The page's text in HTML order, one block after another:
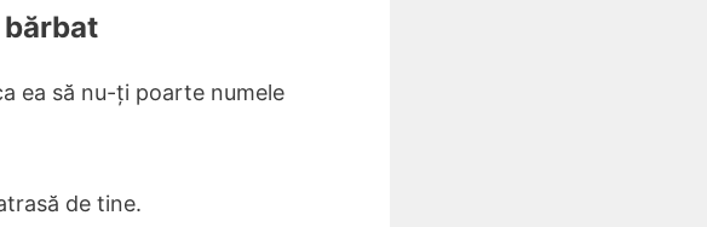
bărbat
ea să nu-ți poarte numele
de tine.